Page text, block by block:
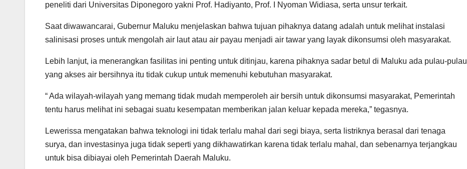
peneliti dari Universitas Diponegoro yakni Prof. Hadiyanto, Prof. I Nyoman Widiasa, serta unsur terkait.
Saat diwawancarai, Gubernur Maluku menjelaskan bahwa tujuan pihaknya datang adalah untuk melihat instalasi
salinisasi proses untuk mengolah air laut atau air payau menjadi air tawar yang layak dikonsumsi oleh masyarakat.
Lebih lanjut, ia menerangkan fasilitas ini penting untuk ditinjau, karena pihaknya sadar betul di Maluku ada pulau-pulau
yang akses air bersihnya itu tidak cukup untuk memenuhi kebutuhan masyarakat.
“ Ada wilayah-wilayah yang memang tidak mudah memperoleh air bersih untuk dikonsumsi masyarakat, Pemerintah
tentu harus melihat ini sebagai suatu kesempatan memberikan jalan keluar kepada mereka,” tegasnya.
Lewerissa mengatakan bahwa teknologi ini tidak terlalu mahal dari segi biaya, serta listriknya berasal dari tenaga
surya, dan investasinya juga tidak seperti yang dikhawatirkan karena tidak terlalu mahal, dan sebenarnya terjangkau
untuk bisa dibiayai oleh Pemerintah Daerah Maluku.